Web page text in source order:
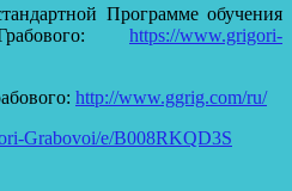
Программе обучения
https://www.grigori-
http://www.ggrig.com/ru/
Grabovoi/e/B008RKQD3S